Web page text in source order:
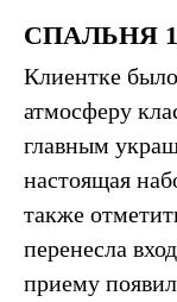
СПАЛЬНЯ
Клиентке
атмосферу
главным
настоящая
также
перенесла
приему